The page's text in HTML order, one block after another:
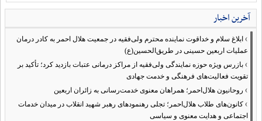
آخرین اخبار
› ابلاغ سلام و خداقوت نماینده محترم ولی‌فقیه در جمعیت هلال احمر به کادر درمان
عملیات اربعین حسینی در طریق‌الحسین(ع)
› بازرس ویژه حوزه نمایندگی ولی‌فقیه از مراکز درمانی عتبات بازدید کرد؛ تأکید بر
تقویت فعالیت‌های فرهنگی و خدمت جهادی
› روحانیون هلال‌احمر؛ همراهان معنوی خدمت‌رسانی به زائران اربعین
› کانون‌های طلاب هلال‌احمر؛ تجلی رهنمودهای رهبر شهید انقلاب در میدان خدمات
اجتماعی و هدایت معنوی و سیاسی